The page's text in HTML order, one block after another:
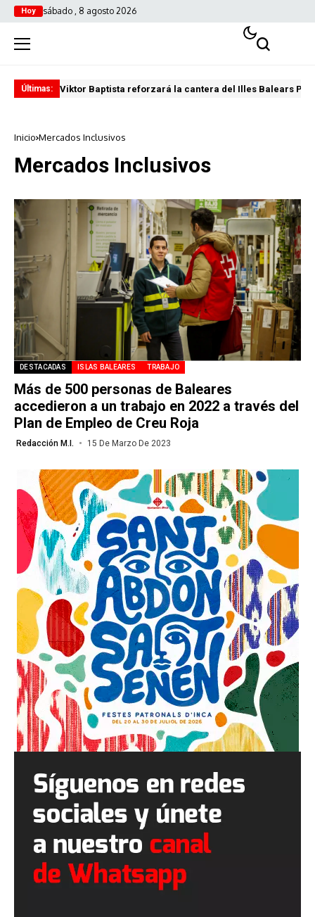
Hoy sábado , 8 agosto 2026
Últimas: Viktor Baptista reforzará la cantera del Illes Balears
Inicio Mercados Inclusivos
Mercados Inclusivos
DESTACADAS ISLAS BALEARES TRABAJO
Más de 500 personas de Baleares
accedieron a un trabajo en 2022 a través del
Plan de Empleo de Creu Roja
Redacción M.I. 15 De Marzo De 2023